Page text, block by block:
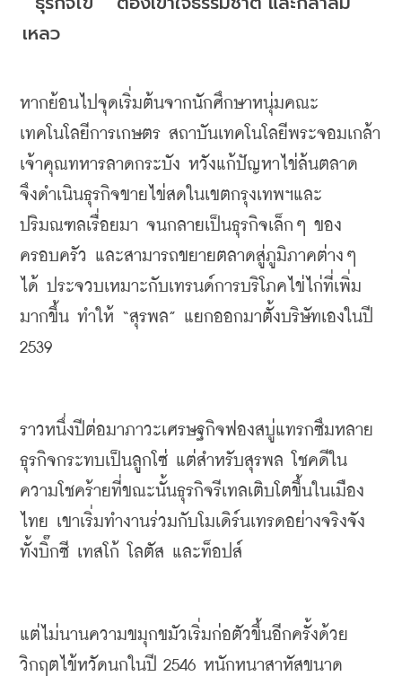
เหลว
หากย้อนไปจุดเริ่มต้นจากนักศึกษาหนุ่มคณะ
เทคโนโลยีการเกษตร สถาบันเทคโนโลยีพระจอมเกล้า
เจ้าคุณทหารลาดกระบัง หวังแก้ปัญหาไข่ล้นตลาด
จึงดำเนินธุรกิจขายไข่สดในเขตกรุงเทพฯและ
ปริมณฑลเรื่อยมา จนกลายเป็นธุรกิจเล็กๆ ของ
ครอบครัว
และสามารถขยายตลาดสู่ภูมิภาคต่างๆ
ได้ ประจวบเหมาะกับเทรนด์การบริโภคไข่ไก่ที่เพิ่ม
มากขึ้น ทำให้ “สุรพล” แยกออกมาตั้งบริษัทเองในปี
2539
ราวหนึ่งปีต่อมาภาวะเศรษฐกิจฟองสบู่แทรกซึมหลาย
ธุรกิจกระทบเป็นลูกโซ่ แต่สำหรับสุรพล
โชคดีใน
ความโชคร้ายที่ขณะนั้นธุรกิจรีเทลเติบโตขึ้นในเมือง
ไทย เขาเริ่มทำงานร่วมกับโมเดิร์นเทรดอย่างจริงจัง
ทั้งบิ๊กซี เทสโก้ โลตัส และท็อปส์
แต่ไม่นานความขมุกขมัวเริ่มก่อตัวขึ้นอีกครั้งด้วย
วิกฤตไข้หวัดนกในปี 2546 หนักหนาสาหัสขนาด